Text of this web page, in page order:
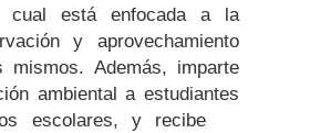
cual está enfocada a la
y aprovechamiento
mismos. Además, imparte
ambiental a estudiantes
escolares, y recibe